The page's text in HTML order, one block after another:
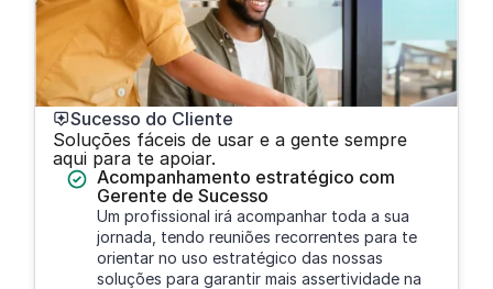
Sucesso do Cliente
Soluções fáceis de usar e a gente sempre
aqui para te apoiar.
Acompanhamento estratégico com
Gerente de Sucesso
Um profissional irá acompanhar toda a sua
jornada, tendo reuniões recorrentes para te
orientar no uso estratégico das nossas
soluções para garantir mais assertividade na